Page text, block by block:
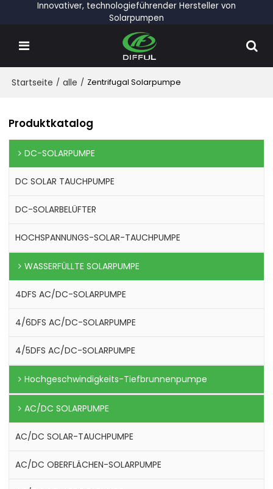
Innovativer, technologieführender Hersteller von
Solarpumpen
Startseite / alle / Zentrifugal Solarpumpe
Produktkatalog
DC-SOLARPUMPE
DC SOLAR TAUCHPUMPE
DC-SOLARBELÜFTER
HOCHSPANNUNGS-SOLAR-TAUCHPUMPE
WASSERFÜLLTE SOLARPUMPE
4DFS AC/DC-SOLARPUMPE
4/6DFS AC/DC-SOLARPUMPE
4/5DFS AC/DC-SOLARPUMPE
Hochgeschwindigkeits-Tiefbrunnenpumpe
AC/DC SOLARPUMPE
AC/DC SOLAR-TAUCHPUMPE
AC/DC OBERFLÄCHEN-SOLARPUMPE